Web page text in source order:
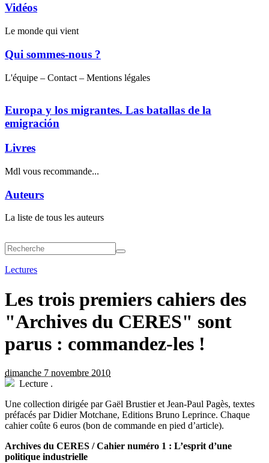
Vidéos
Le monde qui vient
Qui sommes-nous ?
L'équipe – Contact – Mentions légales
Europa y los migrantes. Las batallas de la
emigración
Livres
Mdl vous recommande...
Auteurs
La liste de tous les auteurs
Lectures
Les trois premiers cahiers des
"Archives du CERES" sont
parus : commandez-les !
dimanche 7 novembre 2010
Lecture .
Une collection dirigée par Gaël Brustier et Jean-Paul Pagès, textes
préfacés par Didier Motchane, Editions Bruno Leprince. Chaque
cahier coûte 6 euros (bon de commande en pied d’article).
Archives du CERES / Cahier numéro 1 : L’esprit d’une
politique industrielle